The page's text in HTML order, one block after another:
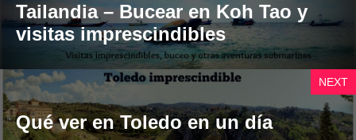
Tailandia – Bucear en Koh Tao y
visitas imprescindibles
NEXT
Qué ver en Toledo en un día